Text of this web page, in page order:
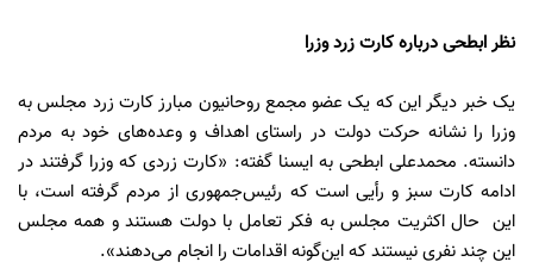
نظر ابطحی درباره کارت زرد وزرا
یک خبر دیگر این که یک عضو مجمع روحانیون مبارز کارت زرد مجلس به
وزرا را نشانه حرکت دولت در راستای اهداف و وعده‌های خود به مردم
دانسته. محمدعلی ابطحی به ایسنا گفته: «کارت زردی که وزرا گرفتند در
ادامه کارت سبز و رأیی است که رئیس‌جمهوری از مردم گرفته است، با
این حال اکثریت مجلس به فکر تعامل با دولت هستند و همه مجلس
این چند نفری نیستند که این‌گونه اقدامات را انجام می‌دهند».